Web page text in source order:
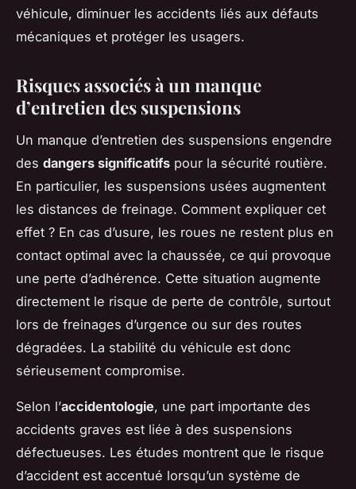
véhicule, diminuer les accidents liés aux défauts
mécaniques et protéger les usagers.
Risques associés à un manque
d’entretien des suspensions
Un manque d’entretien des suspensions engendre
des dangers significatifs pour la sécurité routière.
En particulier, les suspensions usées augmentent
les distances de freinage. Comment expliquer cet
effet ? En cas d’usure, les roues ne restent plus en
contact optimal avec la chaussée, ce qui provoque
une perte d’adhérence. Cette situation augmente
directement le risque de perte de contrôle, surtout
lors de freinages d’urgence ou sur des routes
dégradées. La stabilité du véhicule est donc
sérieusement compromise.
Selon l’accidentologie, une part importante des
accidents graves est liée à des suspensions
défectueuses. Les études montrent que le risque
d’accident est accentué lorsqu’un système de